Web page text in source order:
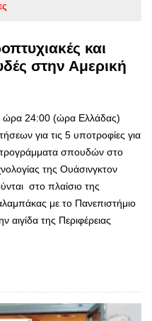
και
στην Αμερική
ώρα 24:00 (ώρα Ελλάδας)
για τις 5 υποτροφίες για
προγράμματα σπουδών στο
της Ουάσινγκτον
στο πλαίσιο της
με το Πανεπιστήμιο
της Περιφέρειας